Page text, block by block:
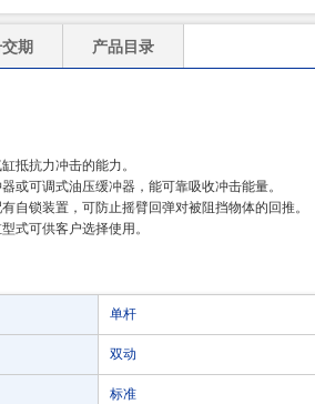
期 产品目录
抵抗力冲击的能力。
或可调式油压缓冲器，能可靠吸收冲击能量。
自锁装置，可防止摇臂回弹对被阻挡物体的回推。
式可供客户选择使用。
单杆
双动
标准